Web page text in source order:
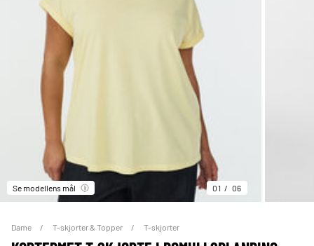
Se modellens mål 01 06
Dame T-skjorter & Topper T-skjorter